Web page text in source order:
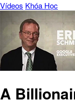
Vídeos Khóa Học
A